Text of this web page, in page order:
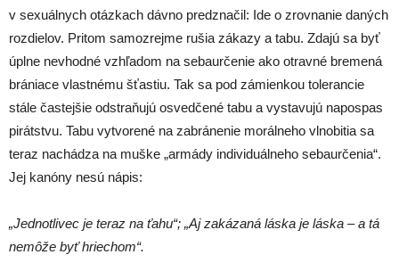
v sexuálnych otázkach dávno predznačil: Ide o zrovnanie daných
rozdielov. Pritom samozrejme rušia zákazy a tabu. Zdajú sa byť
úplne nevhodné vzhľadom na sebaurčenie ako otravné bremená
brániace vlastnému šťastiu. Tak sa pod zámienkou tolerancie
stále častejšie odstraňujú osvedčené tabu a vystavujú napospas
pirátstvu. Tabu vytvorené na zabránenie morálneho vlnobitia sa
teraz nachádza na muške „armády individuálneho sebaurčenia“.
Jej kanóny nesú nápis:
„Jednotlivec je teraz na ťahu“; „Aj zakázaná láska je láska – a tá
nemôže byť hriechom“.